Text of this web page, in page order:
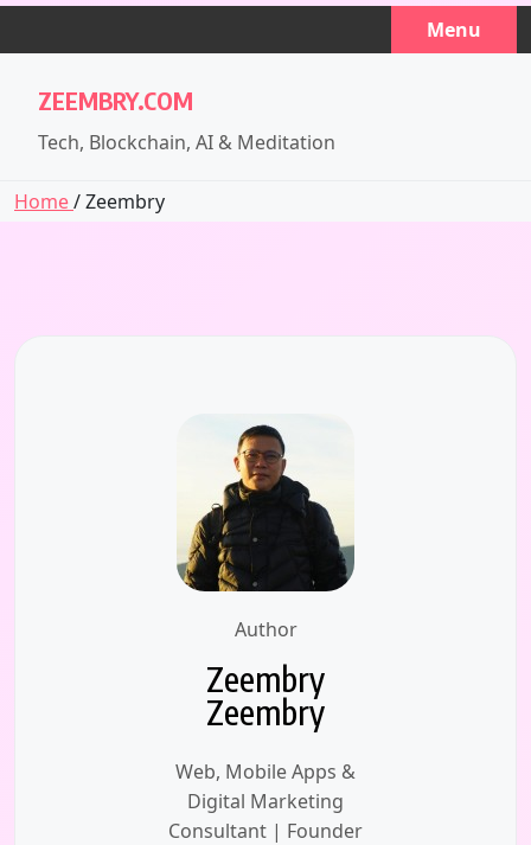
Skip
Menu
ZEEMBRY.COM
Tech, Blockchain, AI & Meditation
Home/ Zeembry
Author
Zeembry
Zeembry
Web, Mobile Apps &
Digital Marketing
Consultant | Founder